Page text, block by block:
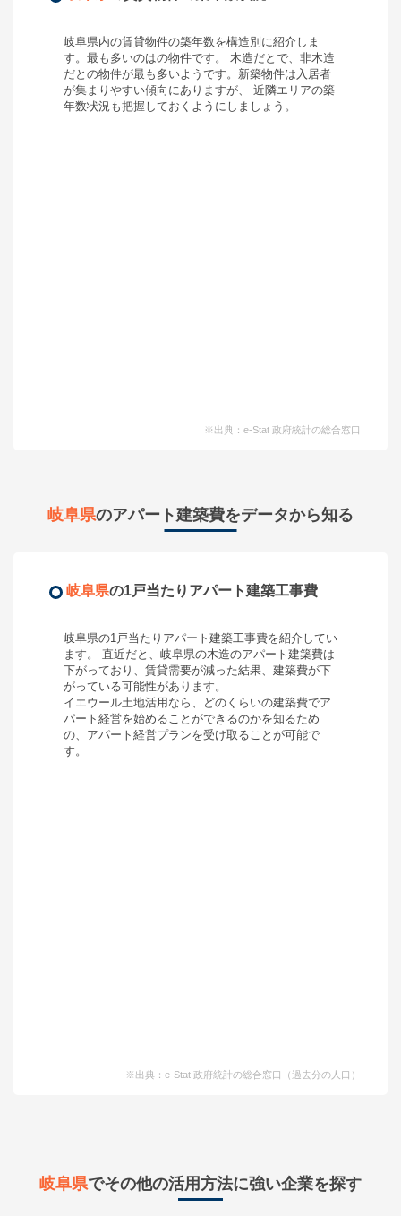
岐阜県内の賃貸物件の築年数を構造別に紹介しま
す。最も多いのはの物件です。 木造だと で、非木造
だと の物件が最も多いようです。新築物件は入居者
が集まりやすい傾向にありますが、 近隣エリアの築
年数状況も把握しておくようにしましょう。
※出典：e-Stat 政府統計の総合窓口
岐阜県のアパート建築費をデータから知る
岐阜県の1戸当たりアパート建築工事費
岐阜県の1戸当たりアパート建築工事費を紹介してい
ます。 直近だと、 岐阜県の木造のアパート建築費は
下がっており、 賃貸需要が減った結果、建築費が下
がっている可能性があります。
イエウール土地活用なら、どのくらいの建築費でア
パート経営を始めることができるのかを知るため
の、 アパート経営プランを受け取ることが可能で
す。
※出典：e-Stat 政府統計の総合窓口（過去分の人口）
岐阜県でその他の活用方法に強い企業を探す